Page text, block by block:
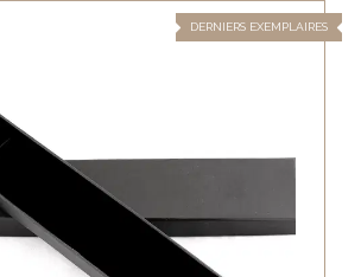
DERNIERS EXEMPLAIRES